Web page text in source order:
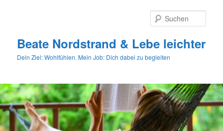
Beate Nordstrand & Lebe leichter
Dein Ziel: Wohlfühlen. Mein Job: Dich dabei zu begleiten